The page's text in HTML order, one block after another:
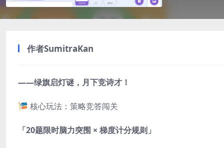
作者SumitraKan
——绿旗启灯谜，月下竞诗才！
🎏 核心玩法：策略竞答闯关
「20题限时脑力突围 × 梯度计分规则」